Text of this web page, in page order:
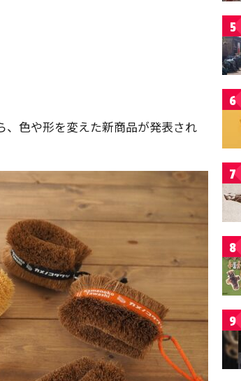
、色や形を変えた新商品が発表され
5
6
7
8
9